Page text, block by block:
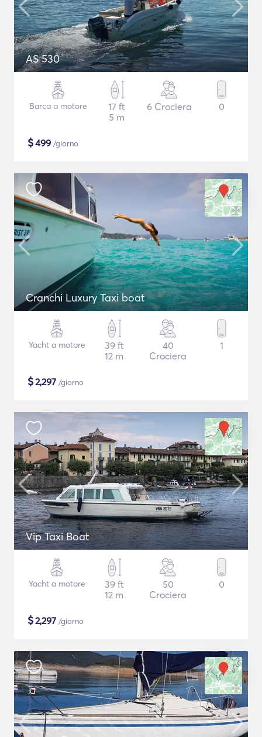
AS 530
Barca a motore
17 ft
5 m
6 Crociera 0
$499 /giorno
Cranchi Luxury Taxi boat
Yacht a motore
39 ft
12 m
40
Crociera
1
$2,297 /giorno
Vip Taxi Boat
Yacht a motore
39 ft
12 m
50
Crociera
0
$2,297 /giorno